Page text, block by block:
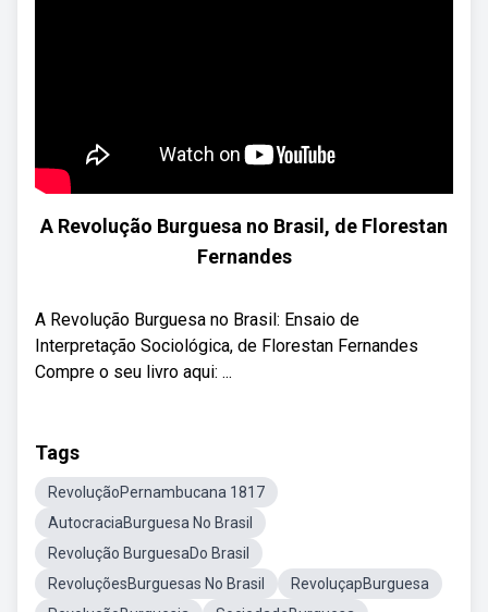
A Revolução Burguesa no Brasil, de Florestan
Fernandes
A Revolução Burguesa no Brasil: Ensaio de
Interpretação Sociológica, de Florestan Fernandes
Compre o seu livro aqui: ...
Tags
RevoluçãoPernambucana 1817
AutocraciaBurguesa No Brasil
Revolução BurguesaDo Brasil
RevoluçõesBurguesas No Brasil
RevoluçapBurguesa